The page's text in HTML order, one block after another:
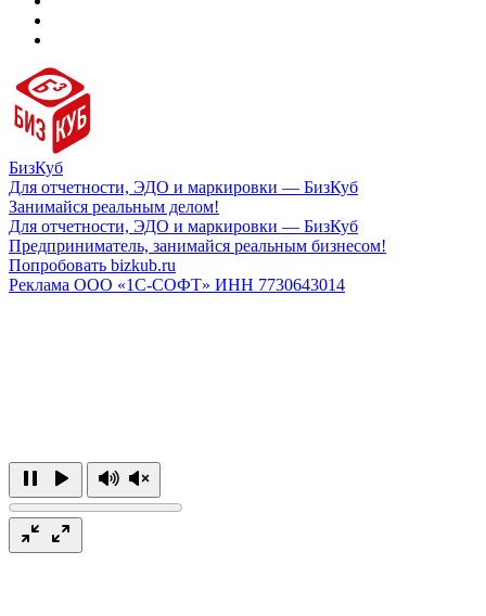
БизКуб
Для отчетности, ЭДО и маркировки — БизКуб
Занимайся реальным делом!
Для отчетности, ЭДО и маркировки — БизКуб
Предприниматель, занимайся реальным бизнесом!
Попробовать bizkub.ru
Реклама ООО «1С-СОФТ» ИНН 7730643014